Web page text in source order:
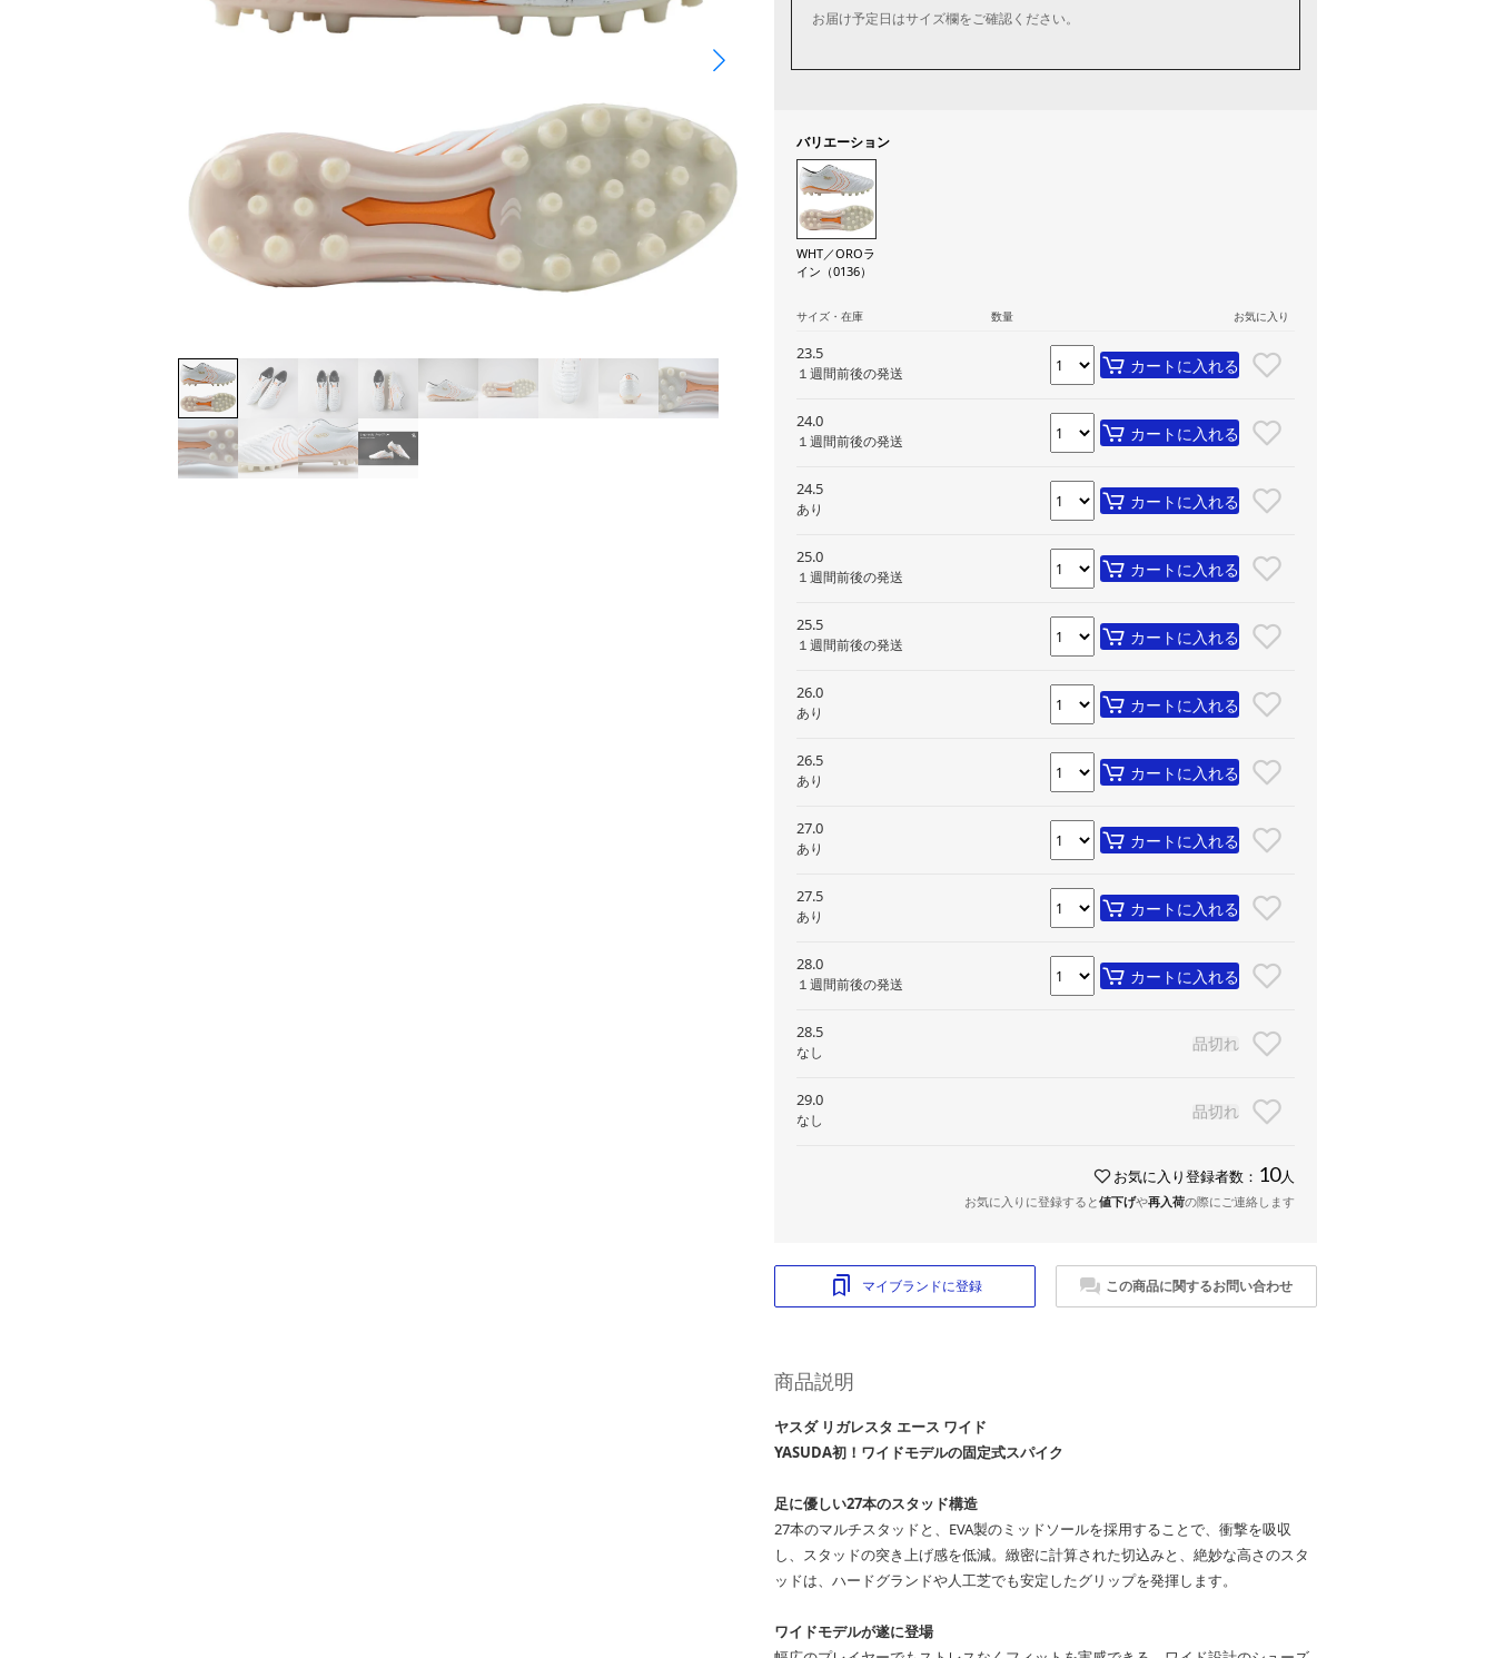
お届け予定日はサイズ欄をご確認ください。
バリエーション
WHT／OROラ
イン（0136）
サイズ・在庫 数量 お気に入り
23.5
１週間前後の発送 カートに入れる
24.0
１週間前後の発送 カートに入れる
24.5
あり カートに入れる
25.0
１週間前後の発送 カートに入れる
25.5
１週間前後の発送 カートに入れる
26.0
あり カートに入れる
26.5
あり カートに入れる
27.0
あり カートに入れる
27.5
あり カートに入れる
28.0
１週間前後の発送 カートに入れる
28.5
なし 品切れ
29.0
なし 品切れ
お気に入り登録者数： 10人
お気に入りに登録すると値下げや再入荷の際にご連絡します
マイブランドに登録 この商品に関するお問い合わせ
商品説明
ヤスダ リガレスタ エース ワイド
YASUDA初！ワイドモデルの固定式スパイク
足に優しい27本のスタッド構造
27本のマルチスタッドと、EVA製のミッドソールを採用することで、衝撃を吸収
し、スタッドの突き上げ感を低減。緻密に計算された切込みと、絶妙な高さのスタ
ッドは、ハードグランドや人工芝でも安定したグリップを発揮します。
ワイドモデルが遂に登場